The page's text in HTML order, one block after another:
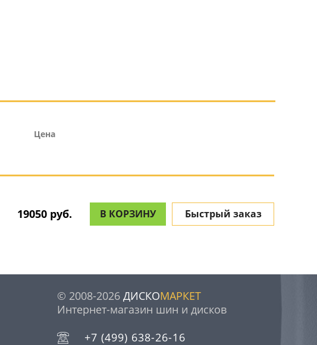
Цена
19050 руб. В КОРЗИНУ Быстрый заказ
© 2008-2026 ДИСКОМАРКЕТ
Интернет-магазин шин и дисков
+7 (499) 638-26-16